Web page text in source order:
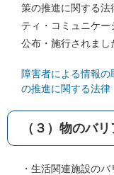
策の推進に関する法
ティ・コミュニケ
公布・施行されまし
障害者による情報
の推進に関する法律
（３）物のバ
・生活関連施設の